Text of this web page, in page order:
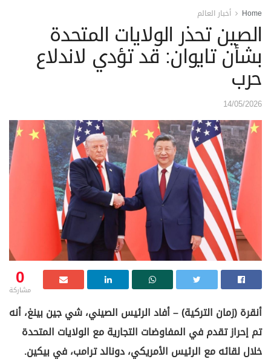
Home أخبار العالم
الصين تحذر الولايات المتحدة
بشأن تايوان: قد تؤدي لاندلاع
حرب
14/05/2026
0
مشاركة
أنقرة (زمان التركية) – أفاد الرئيس الصيني، شي جين بينغ، أنه
تم إحراز تقدم في المفاوضات التجارية مع الولايات المتحدة
خلال لقائه مع الرئيس الأمريكي، دونالد ترامب، في بيكين.